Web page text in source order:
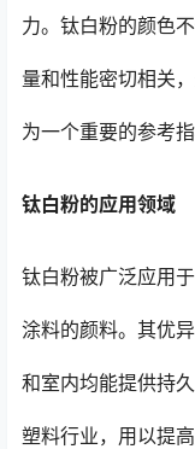
力。钛白粉的颜色
量和性能密切相关
为一个重要的参考指
钛白粉的应用领域
钛白粉被广泛应用
涂料的颜料。其优
和室内均能提供持
塑料行业，用以提